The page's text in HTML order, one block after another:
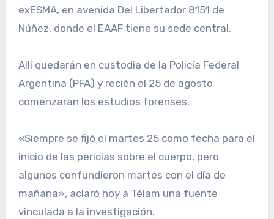
exESMA, en avenida Del Libertador 8151 de
Núñez, donde el EAAF tiene su sede central.
Allí quedarán en custodia de la Policía Federal
Argentina (PFA) y recién el 25 de agosto
comenzaran los estudios forenses.
«Siempre se fijó el martes 25 como fecha para el
inicio de las pericias sobre el cuerpo, pero
algunos confundieron martes con el día de
mañana», aclaró hoy a Télam una fuente
vinculada a la investigación.